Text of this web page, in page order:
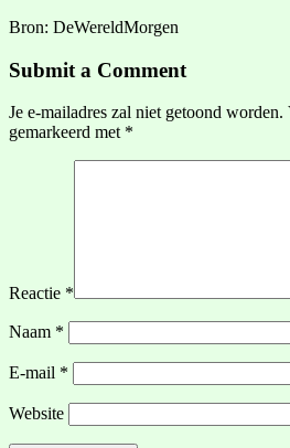
Bron: DeWereldMorgen
Submit a Comment
Je e-mailadres zal niet getoond worden.
gemarkeerd met *
Reactie *
Naam *
E-mail *
Website